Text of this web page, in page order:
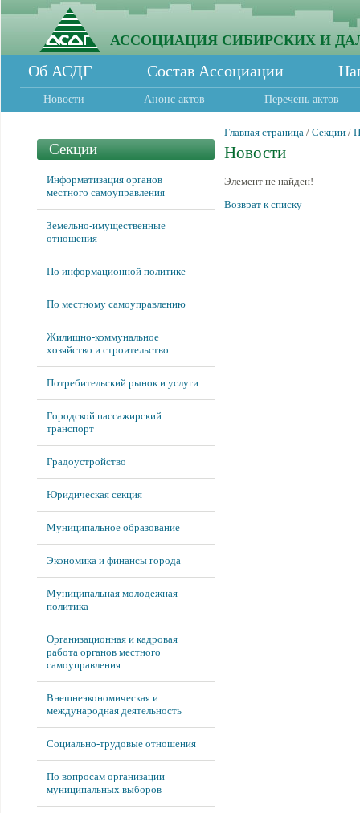
АССОЦИАЦИЯ СИБИРСКИХ И
Об АСДГ Состав Ассоциации
Новости Анонс актов Перечень актов
Секции
Информатизация органов
местного самоуправления
Земельно-имущественные
отношения
По информационной политике
По местному самоуправлению
Жилищно-коммунальное
хозяйство и строительство
Потребительский рынок и услуги
Городской пассажирский
транспорт
Градоустройство
Юридическая секция
Муниципальное образование
Экономика и финансы города
Муниципальная молодежная
политика
Организационная и кадровая
работа органов местного
самоуправления
Внешнеэкономическая и
международная деятельность
Социально-трудовые отношения
По вопросам организации
муниципальных выборов
Главная страница / Секции /
Новости
Элемент не найден!
Возврат к списку